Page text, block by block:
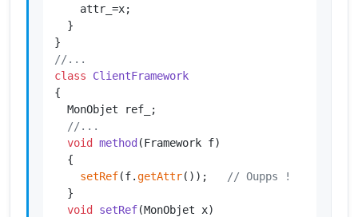
    attr_=x;
  }
//...
class
ClientFramework
{
  MonObjet ref_;
//...
void
method (Framework f)
{
setRef(f.getAttr());
// Oupps !
  }
void
setRef(MonObjet x)